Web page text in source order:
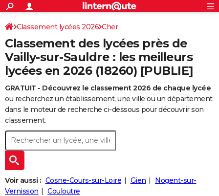
ACTUALITÉS
Politique
Société
Faits Divers
Education
Monde
Villes
+
SPORT
Coupe du monde 2026
Football
Tennis
Cyclisme
Rugby
Forum
CULTURE
Programme TV
TNT
Streaming
Cinéma
Sorties cinéma
Musique
+FINANCE
Retraite
Impôts
Epargne
Immobilier
Risques naturels par ville
Banque
Assurance
Crédit
AUTO
Essais
Réserver un essai
Citadines
Berlines
SUV
Forum auto
+
HIGH-TECH
BRICOLAGE
Forum
Aménagement intérieur
Extérieur
Cuisine
Salle de bains
Jardinage
Rangement
+WEEK-END
Guides de France
Escapades
Patrimoine
Expositions
Musées
Week-end nature
+
LIFESTYLE
Art de vivre
Bien-être
Loisirs
Mode
Modes de vie
+SANTE
S'inscrire
Connexion
Classement lycées 2026 Cher
Classement des lycées près de
Vailly-sur-Sauldre : les meilleurs
lycées en 2026 (18260) [PUBLIE]
GRATUIT - Découvrez le classement 2026 de chaque lycée
ou recherchez un établissement, une ville ou un département
dans le moteur de recherche ci-dessous pour découvrir son
classement.
Voir aussi : Cosne-Cours-sur-Loire Gien
Nogent-sur-
Vernisson
Couloutre